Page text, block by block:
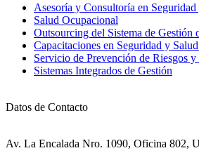
Asesoría y Consultoría en
Salud Ocupacional
Outsourcing del Sistema de Gestión
Capacitaciones en Seguridad y
Servicio de Prevención de Riesgos y
Sistemas Integrados de Gestión
Datos de Contacto
Av. La Encalada Nro. 1090, Oficina 802,